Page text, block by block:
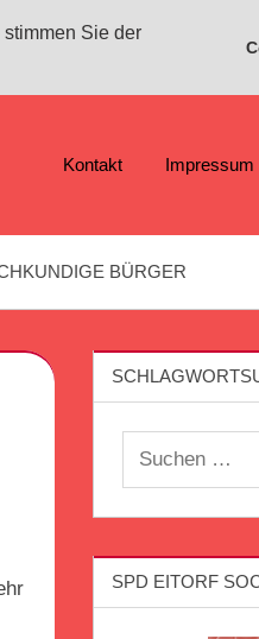
Sie der
Kontakt Impressum
BÜRGER
SPD EITORF